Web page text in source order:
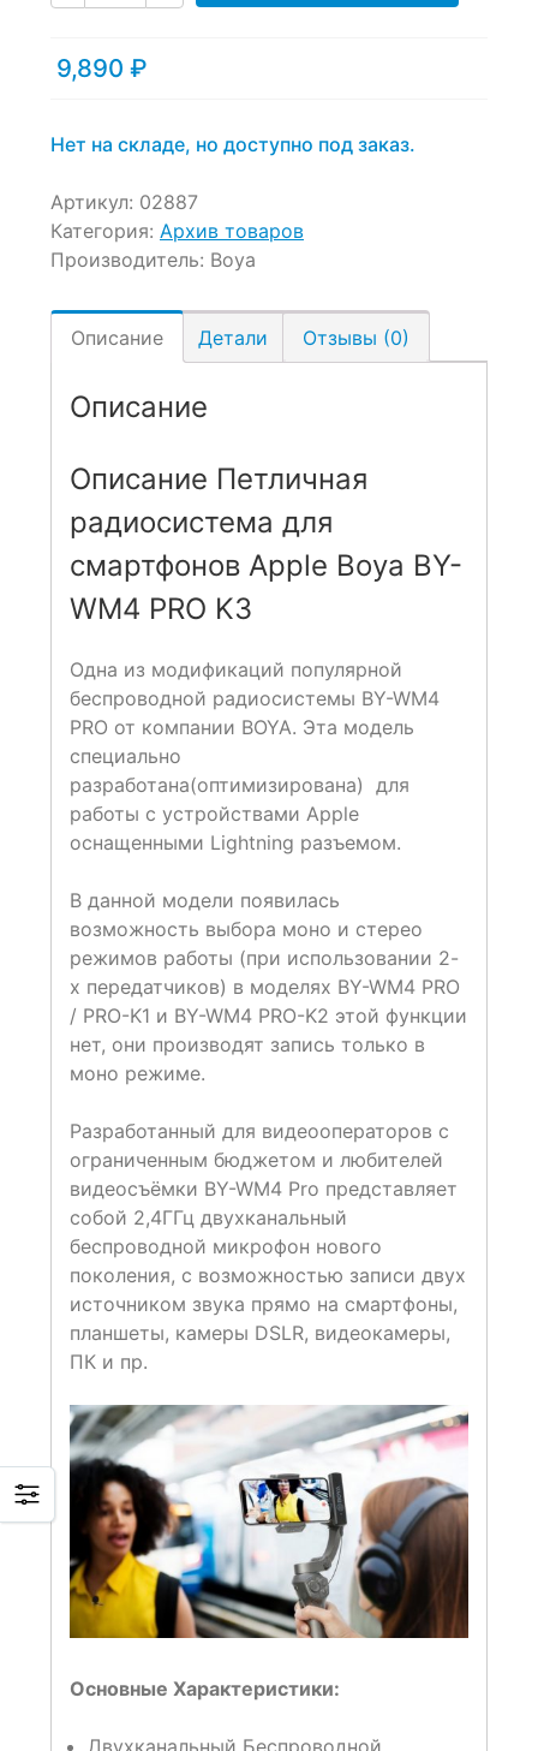
9,890 ₽
Нет на складе, но доступно под заказ.
Артикул: 02887
Категория: Архив товаров
Производитель: Boya
Описание Детали Отзывы (0)
Описание
Описание Петличная
радиосистема для
смартфонов Apple Boya BY-
WM4 PRO K3
Одна из модификаций популярной
беспроводной радиосистемы BY-WM4
PRO от компании BOYA. Эта модель
специально
разработана(оптимизирована) для
работы с устройствами Apple
оснащенными Lightning разъемом.
В данной модели появилась
возможность выбора моно и стерео
режимов работы (при использовании 2-
х передатчиков) в моделях BY-WM4 PRO
/ PRO-K1 и BY-WM4 PRO-K2 этой функции
нет, они производят запись только в
моно режиме.
Разработанный для видеооператоров с
ограниченным бюджетом и любителей
видеосъёмки BY-WM4 Pro представляет
собой 2,4ГГц двухканальный
беспроводной микрофон нового
поколения, с возможностью записи двух
источником звука прямо на смартфоны,
планшеты, камеры DSLR, видеокамеры,
ПК и пр.
Основные Характеристики: